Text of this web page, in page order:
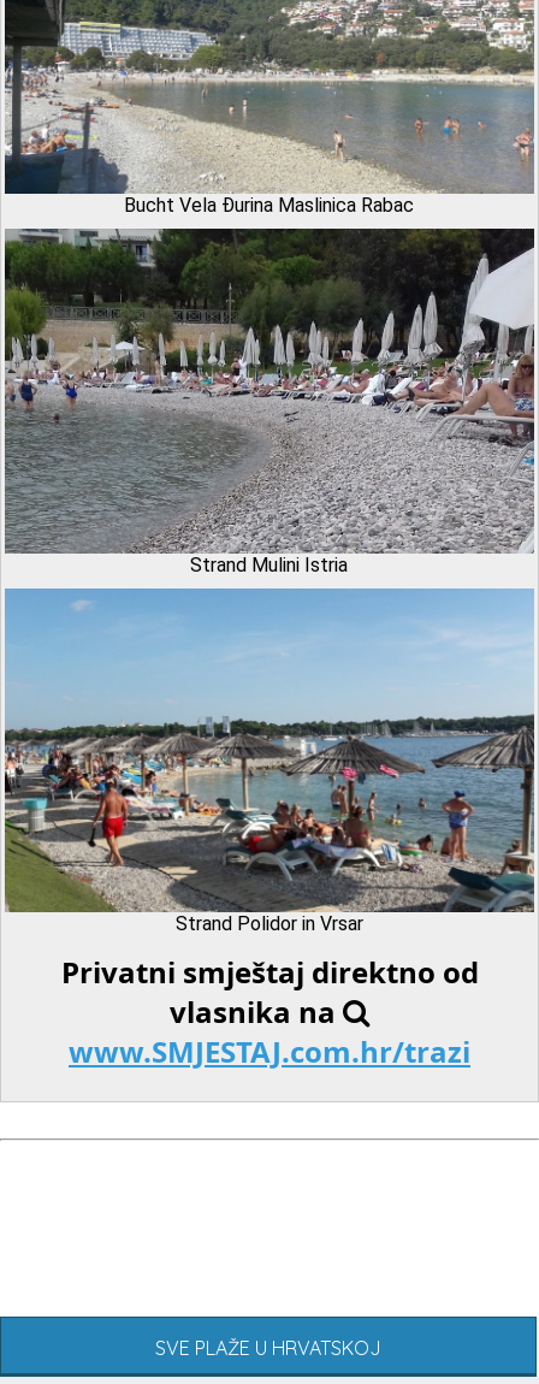
Bucht Vela Đurina Maslinica Rabac
Strand Mulini Istria
Strand Polidor in Vrsar
Privatni smještaj direktno od
vlasnika na
www.SMJESTAJ.com.hr/trazi
SVE PLAŽE U HRVATSKOJ